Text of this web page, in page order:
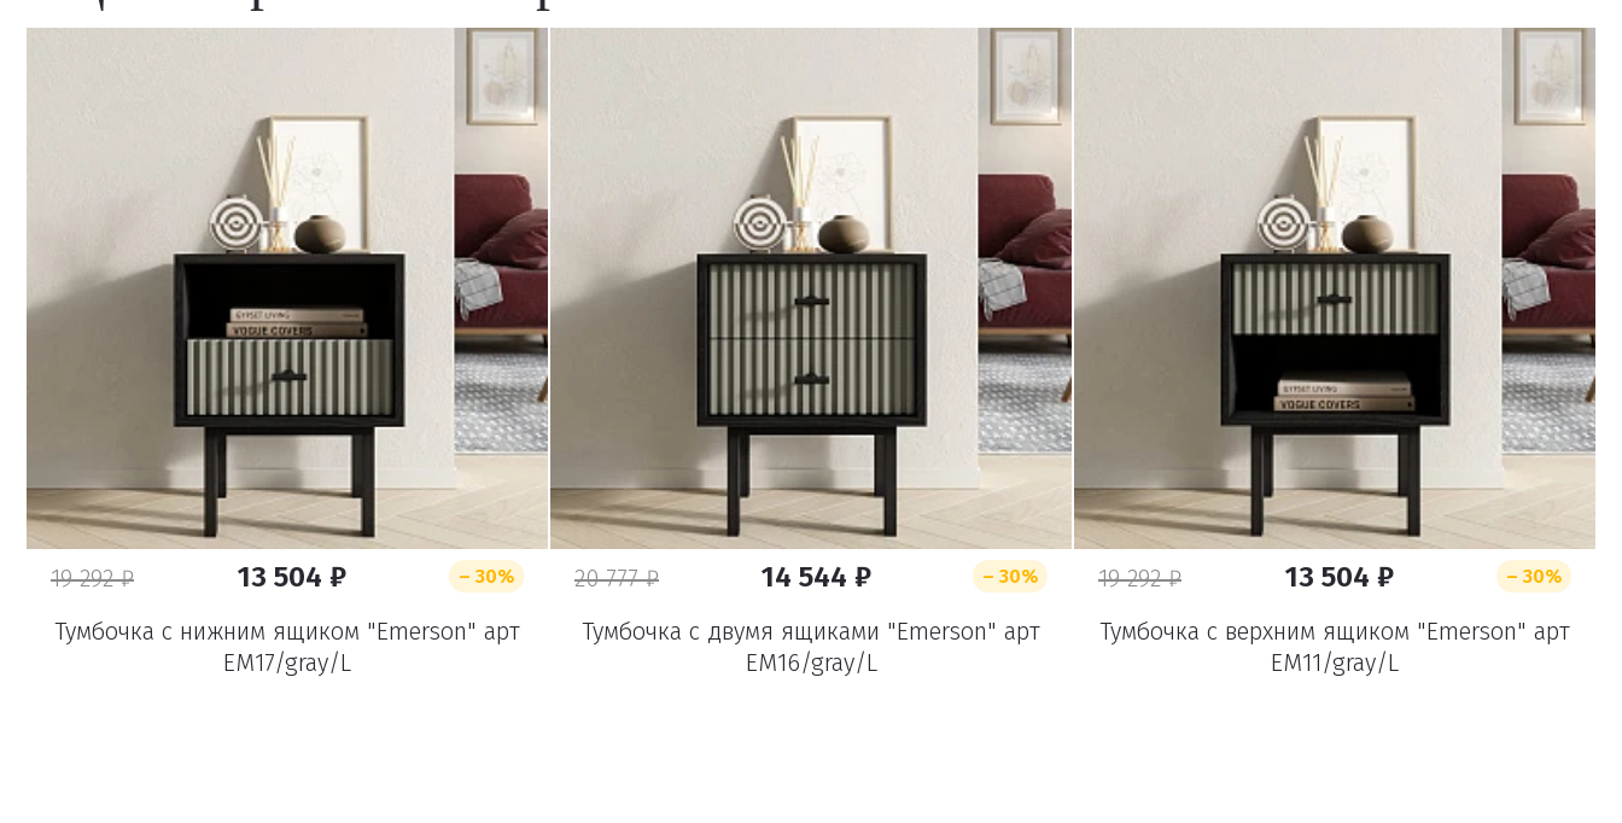
19 292 ₽ 13 504 ₽ – 30%
Тумбочка с нижним ящиком "Emerson" арт
EM17/gray/L
20 777 ₽ 14 544 ₽ – 30%
Тумбочка с двумя ящиками "Emerson" арт
EM16/gray/L
19 292 ₽ 13 504 ₽ – 30%
Тумбочка с верхним ящиком "Emerson" арт
EM11/gray/L
Удаление товаров
Вы точно хотите удалить товар из корзины?
Удалить